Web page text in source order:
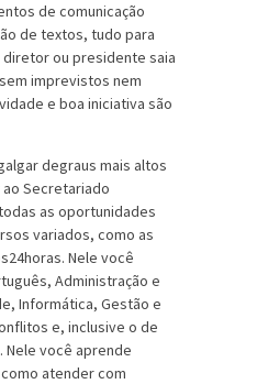
de comunicação
de textos, tudo para
ou presidente saia
imprevistos nem
e boa iniciativa são
degraus mais altos
Secretariado
as oportunidades
variados, como as
Nele você
Administração e
Informática, Gestão e
e, inclusive o de
Nele você aprende
atender com